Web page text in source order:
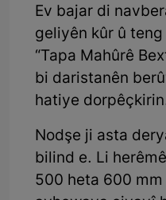
Ev bajar di
geliyên kûr û
“Tapa Mahûrê
bi daristanên
hatiye
Nodşe ji asta
bilind e. Li
500 heta 600